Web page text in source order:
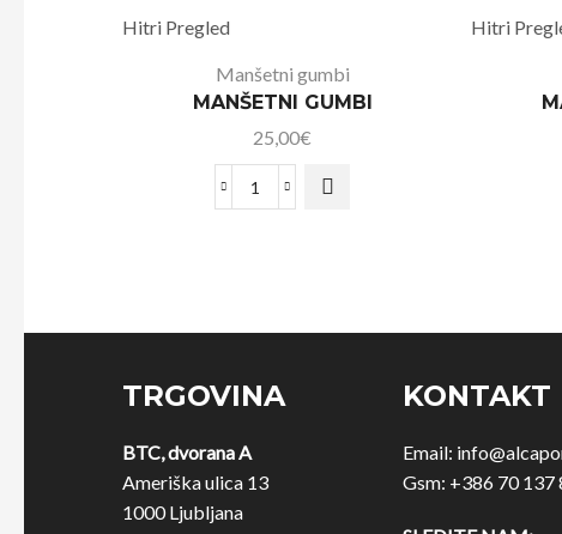
Hitri Pregled
Manšetni gumbi
MANŠETNI GUMBI
25,00€
Hitri
TRGOVINA
BTC, dvorana A
Ameriška ulica 13
1000 Ljubljana
KONTAKT
Email:
Gsm: +386 70 137